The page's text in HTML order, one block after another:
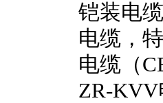
铠装电
电缆，
电缆（
ZR-KVV